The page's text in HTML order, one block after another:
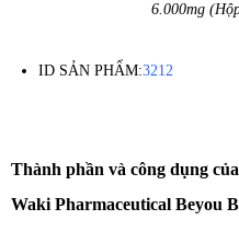
6.000mg
ID SẢN PHẨM:3212
Thành phần và công dụng
Waki Pharmaceutical Beyou